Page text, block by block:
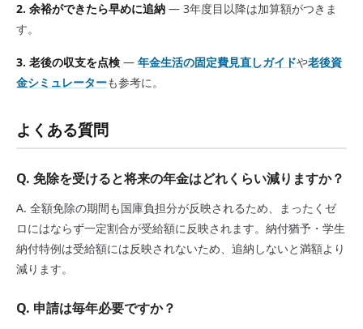
2. 余裕ができたら早めに追納 — 3年度目以降は加算額がつきま
す。
3. 老後の収支を点検 — 年金生活の固定費見直しガイドや老後資
金シミュレーターも参考に。
よくある質問
Q. 免除を受けると将来の年金はどれくらい減りますか？
A. 全額免除の期間も国庫負担分が反映されるため、まったくゼ
ロにはならず一定割合が受給額に反映されます。納付猶予・学生
納付特例は受給額には反映されないため、追納しないと満額より
減ります。
Q. 申請は毎年必要ですか？